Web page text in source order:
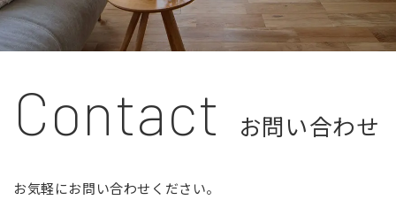
Contact お問い合わせ
お気軽にお問い合わせください。